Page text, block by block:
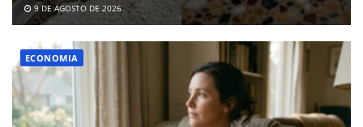
9 DE AGOSTO DE 2026
ECONOMIA